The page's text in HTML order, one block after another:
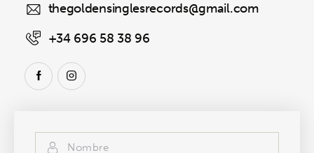
thegoldensinglesrecords@gmail.com
+34 696 58 38 96